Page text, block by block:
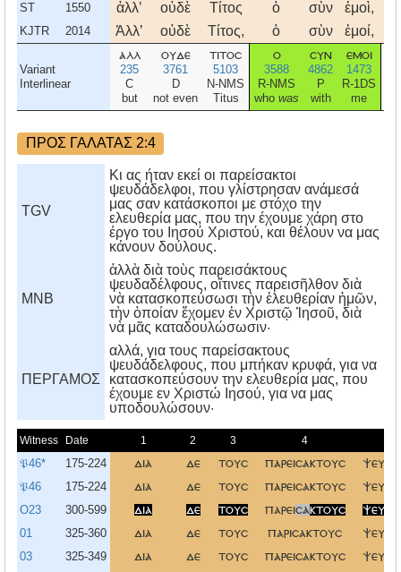
ST 1550 ἀλλʼ οὐδὲ Τίτος ὁ σὺν ἐμοὶ,
KJTR 2014 Ἀλλʼ οὐδὲ Τίτος, ὁ σὺν ἐμοί,
Variant
Interlinear
αλλ
235
C
but
ουδε
3761
D
not even
τιτοσ
5103
N-NMS
Titus
ο
3588
R-NMS
who was
συν
4862
P
with
εμοι
1473
R-1DS
me
ΠΡΟΣ ΓΑΛΑΤΑΣ 2:4
TGV
Κι ας ήταν εκεί οι παρείσακτοι
ψευδάδελφοι, που γλίστρησαν ανάμεσά
μας σαν κατάσκοποι με στόχο την
ελευθερία μας, που την έχουμε χάρη στο
έργο του Ιησού Χριστού, και θέλουν να μας
κάνουν δούλους.
MNB
ἀλλὰ διὰ τοὺς παρεισάκτους
ψευδαδέλφους, οἵτινες παρεισῆλθον διὰ
νὰ κατασκοπεύσωσι τὴν ἐλευθερίαν ἡμῶν,
τὴν ὁποίαν ἔχομεν ἐν Χριστῷ Ἰησοῦ, διὰ
νὰ μᾶς καταδουλώσωσιν·
ΠΕΡΓΑΜΟΣ
αλλά, για τους παρείσακτους
ψευδάδελφους, που μπήκαν κρυφά, για να
κατασκοπεύσουν την ελευθερία μας, που
έχουμε εν Xριστώ Iησού, για να μας
υποδουλώσουν·
Witness Date 1 2 3 4
𝔓46* 175-224 δια δε τουσ παρεισακτουσ
𝔓46 175-224 δια δε τουσ παρεισακτουσ
O23 300-599 δια δε τουσ παρεισακτουσ
01 325-360 δια δε τουσ παρισακτουσ
03 325-349 δια δε τουσ παρεισακτουσ